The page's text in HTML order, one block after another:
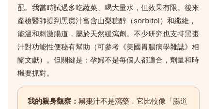
配。我當時試過多吃蔬菜、喝大量水，但效果有限。後來
產檢醫師提到黑棗汁富含山梨糖醇（sorbitol）和纖維，
能溫和刺激腸道，屬於天然緩瀉劑。不少研究也支持黑棗
汁對功能性便秘有幫助（可參考《美國胃腸病學雜誌》相
關文獻）。但關鍵是：孕婦不是每個人都適合，劑量和時
機要抓對。
我的親身觀察： 黑棗汁不是瀉藥，它比較像「腸道